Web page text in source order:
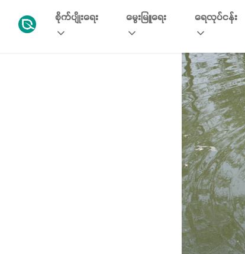
စိုက်ပျိုးရေး မွေးမြူရေး ရေလုပ်ငန်း